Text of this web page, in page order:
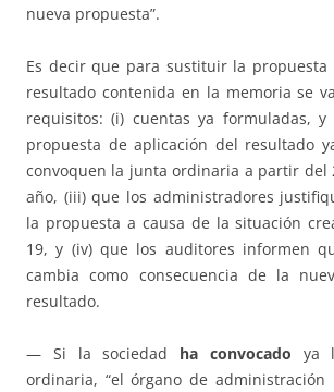
nueva propuesta”.
Es decir que para sustituir la propuesta
resultado contenida en la memoria se
requisitos: (i) cuentas ya formuladas,
propuesta de aplicación del resultado
convoquen la junta ordinaria a partir del
año, (iii) que los administradores
la propuesta a causa de la situación
19, y (iv) que los auditores informen
cambia como consecuencia de la
resultado.
— Si la sociedad ha convocado ya
ordinaria, “el órgano de administración